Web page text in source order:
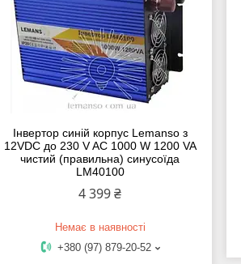
Інвертор синій корпус Lemanso з
12VDC до 230 V AC 1000 W 1200 VA
чистий (правильна) синусоїда
LM40100
4 399 ₴
Немає в наявності
+380 (97) 879-20-52